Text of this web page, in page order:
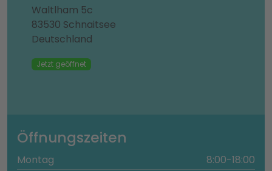
Waltlham 5c
83530 Schnaitsee
Deutschland
Jetzt geöffnet
Öffnungszeiten
Montag
8:00-18:00